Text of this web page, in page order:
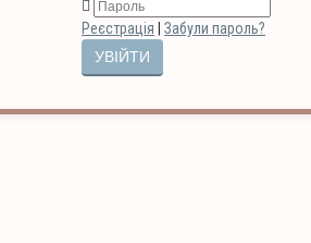
Реєстрація Забули пароль?